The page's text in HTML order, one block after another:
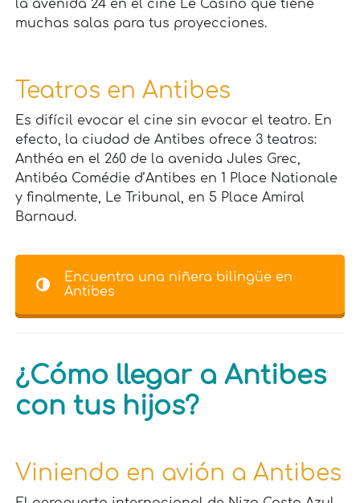
la avenida 24 en el cine Le Casino que tiene
muchas salas para tus proyecciones.
Teatros en Antibes
Es difícil evocar el cine sin evocar el teatro. En
efecto, la ciudad de Antibes ofrece 3 teatros:
Anthéa en el 260 de la avenida Jules Grec,
Antibéa Comédie d’Antibes en 1 Place Nationale
y finalmente, Le Tribunal, en 5 Place Amiral
Barnaud.
Encuentra una niñera bilingüe en
Antibes
¿Cómo llegar a Antibes
con tus hijos?
Viniendo en avión a Antibes